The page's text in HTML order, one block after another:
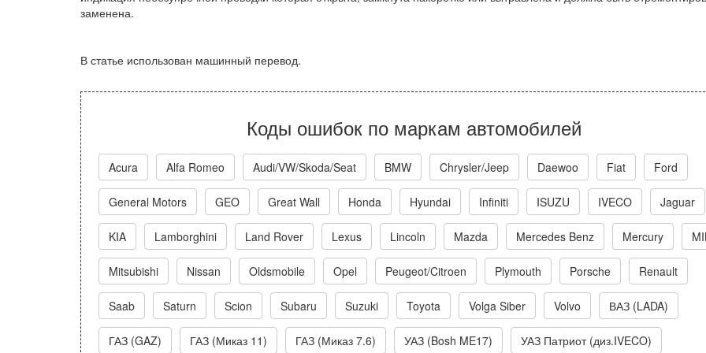
заменена.
В статье использован машинный перевод.
Коды ошибок по маркам автомобилей
Acura Alfa Romeo Audi/VW/Skoda/Seat BMW Chrysler/Jeep Daewoo Fiat Ford
General Motors GEO Great Wall Honda Hyundai Infiniti ISUZU IVECO Jaguar
KIA Lamborghini Land Rover Lexus Lincoln Mazda Mercedes Benz Mercury
Mitsubishi Nissan Oldsmobile Opel Peugeot/Citroen Plymouth Porsche Renault
Saab Saturn Scion Subaru Suzuki Toyota Volga Siber Volvo ВАЗ (LADA)
ГАЗ (GAZ) ГАЗ (Миказ 11) ГАЗ (Миказ 7.6) УАЗ (Bosh ME17) УАЗ Патриот (диз.IVECO)